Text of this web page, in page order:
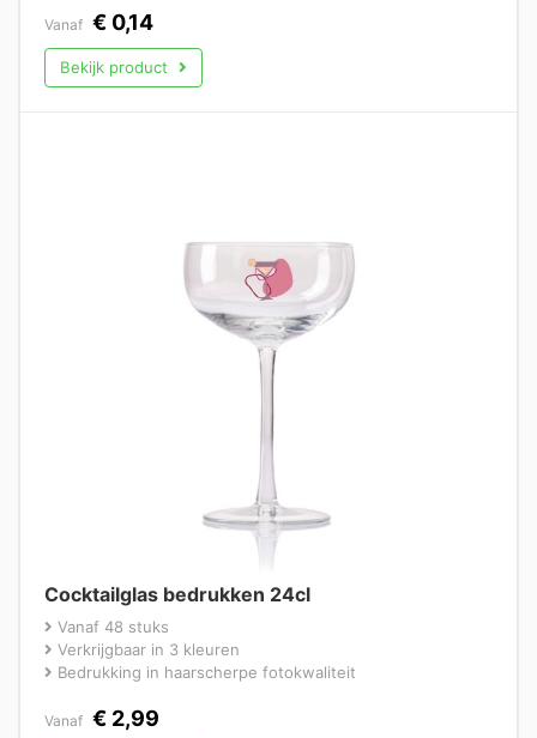
Vanaf € 0,14
Bekijk product
Cocktailglas bedrukken 24cl
Vanaf 48 stuks
Verkrijgbaar in 3 kleuren
Bedrukking in haarscherpe fotokwaliteit
Vanaf € 2,99